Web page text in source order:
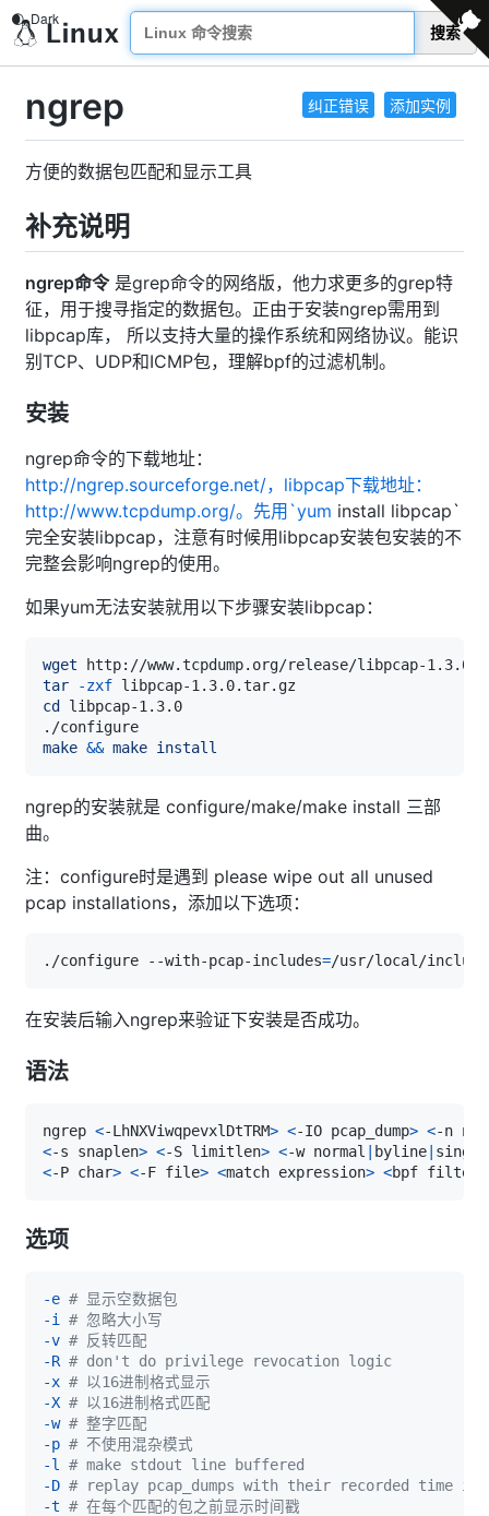
搜索
纠正错误 添加实例
ngrep
方便的数据包匹配和显示工具
补充说明
ngrep命令是grep命令的网络版，他力求更多的grep特
征，用于搜寻指定的数据包。正由于安装ngrep需用到
libpcap库， 所以支持大量的操作系统和网络协议。能识
别TCP、UDP和ICMP包，理解bpf的过滤机制。
安装
ngrep命令的下载地址：
http://ngrep.sourceforge.net/，libpcap下载地址：
http://www.tcpdump.org/。先用`yum install libpcap`
完全安装libpcap，注意有时候用libpcap安装包安装的不
完整会影响ngrep的使用。
如果yum无法安装就用以下步骤安装libpcap：
wget
tar
-zxf
cd
make && make install
ngrep的安装就是 configure/make/make install 三部
曲。
注：configure时是遇到 please wipe out all unused
pcap installations，添加以下选项：
./configure --with-pcap-includes=
在安装后输入ngrep来验证下安装是否成功。
语法
ngrep <-LhNXViwqpevxlDtTRM> <-IO pcap_dump> <-n num
<-s snaplen> <-S limitlen> <-w normal byline single
<-P char> <-F file> <match expression> <bpf filter
选项
-e # 显示空数据包
-i
# 忽略大小写
-v # 反转匹配
-R # don't do privilege revocation logic
-x # 以16进制格式显示
-X # 以16进制格式匹配
-w # 整字匹配
-p # 不使用混杂模式
-l
# make stdout line buffered
-D # replay pcap_dumps with their recorded time
-t # 在每个匹配的包之前显示时间戳